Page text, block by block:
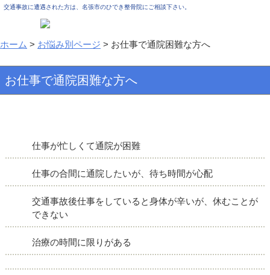
交通事故に遭遇された方は、名張市のひでき整骨院にご相談下さい。
ホーム > お悩み別ページ > お仕事で通院困難な方へ
お仕事で通院困難な方へ
仕事が忙しくて通院が困難
仕事の合間に通院したいが、待ち時間が心配
交通事故後仕事をしていると身体が辛いが、休むことが
できない
治療の時間に限りがある